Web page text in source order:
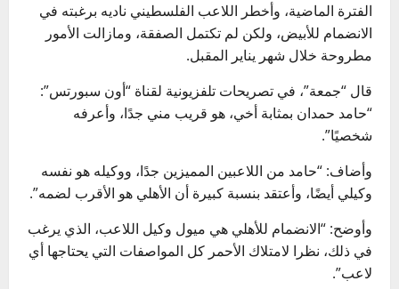
الفترة الماضية، وأخطر اللاعب الفلسطيني ناديه برغبته في
الانضمام للأبيض، ولكن لم تكتمل الصفقة، ومازالت الأمور
مطروحة خلال شهر يناير المقبل.
قال “جمعة”، في تصريحات تلفزيونية لقناة “أون سبورتس”:
“حامد حمدان بمثابة أخي، هو قريب مني جدًا، وأعرفه
شخصيًا”.
وأضاف: “حامد من اللاعبين المميزين جدًا، ووكيله هو نفسه
وكيلي أيضًا، وأعتقد بنسبة كبيرة أن الأهلي هو الأقرب لضمه”.
وأوضح: “الانضمام للأهلي هي ميول وكيل اللاعب، الذي يرغب
في ذلك، نظرا لامتلاك الأحمر كل المواصفات التي يحتاجها أي
لاعب”.